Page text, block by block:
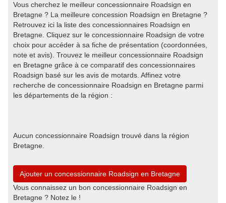
Vous cherchez le meilleur concessionnaire Roadsign en
Bretagne ? La meilleure concession Roadsign en Bretagne ?
Retrouvez ici la liste des concessionnaires Roadsign en
Bretagne. Cliquez sur le concessionnaire Roadsign de votre
choix pour accéder à sa fiche de présentation (coordonnées,
note et avis). Trouvez le meilleur concessionnaire Roadsign
en Bretagne grâce à ce comparatif des concessionnaires
Roadsign basé sur les avis de motards. Affinez votre
recherche de concessionnaire Roadsign en Bretagne parmi
les départements de la région :
Aucun concessionnaire Roadsign trouvé dans la région
Bretagne.
Ajouter un concessionnaire Roadsign en Bretagne
Vous connaissez un bon concessionnaire Roadsign en
Bretagne ? Notez le !